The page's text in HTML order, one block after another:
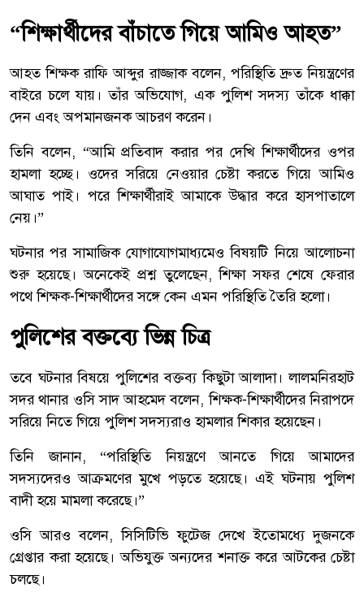
“শিক্ষার্থীদের বাঁচাতে গিয়ে আমিও আহত”
আহত শিক্ষক রাফি আব্দুর রাজ্জাক বলেন, পরিস্থিতি দ্রুত নিয়ন্ত্রণের
বাইরে চলে যায়। তাঁর অভিযোগ, এক পুলিশ সদস্য তাঁকে ধাক্কা
দেন এবং অপমানজনক আচরণ করেন।
তিনি বলেন, “আমি প্রতিবাদ করার পর দেখি শিক্ষার্থীদের ওপর
হামলা হচ্ছে। ওদের সরিয়ে নেওয়ার চেষ্টা করতে গিয়ে আমিও
আঘাত পাই। পরে শিক্ষার্থীরাই আমাকে উদ্ধার করে হাসপাতালে
নেয়।”
ঘটনার পর সামাজিক যোগাযোগমাধ্যমেও বিষয়টি নিয়ে আলোচনা
শুরু হয়েছে। অনেকেই প্রশ্ন তুলেছেন, শিক্ষা সফর শেষে ফেরার
পথে শিক্ষক-শিক্ষার্থীদের সঙ্গে কেন এমন পরিস্থিতি তৈরি হলো।
পুলিশের বক্তব্যে ভিন্ন চিত্র
তবে ঘটনার বিষয়ে পুলিশের বক্তব্য কিছুটা আলাদা। লালমনিরহাট
সদর থানার ওসি সাদ আহমেদ বলেন, শিক্ষক-শিক্ষার্থীদের নিরাপদে
সরিয়ে নিতে গিয়ে পুলিশ সদস্যরাও হামলার শিকার হয়েছেন।
তিনি জানান, “পরিস্থিতি নিয়ন্ত্রণে আনতে গিয়ে আমাদের
সদস্যদেরও আক্রমণের মুখে পড়তে হয়েছে। এই ঘটনায় পুলিশ
বাদী হয়ে মামলা করেছে।”
ওসি আরও বলেন, সিসিটিভি ফুটেজ দেখে ইতোমধ্যে দুজনকে
গ্রেপ্তার করা হয়েছে। অভিযুক্ত অন্যদের শনাক্ত করে আটকের চেষ্টা
চলছে।